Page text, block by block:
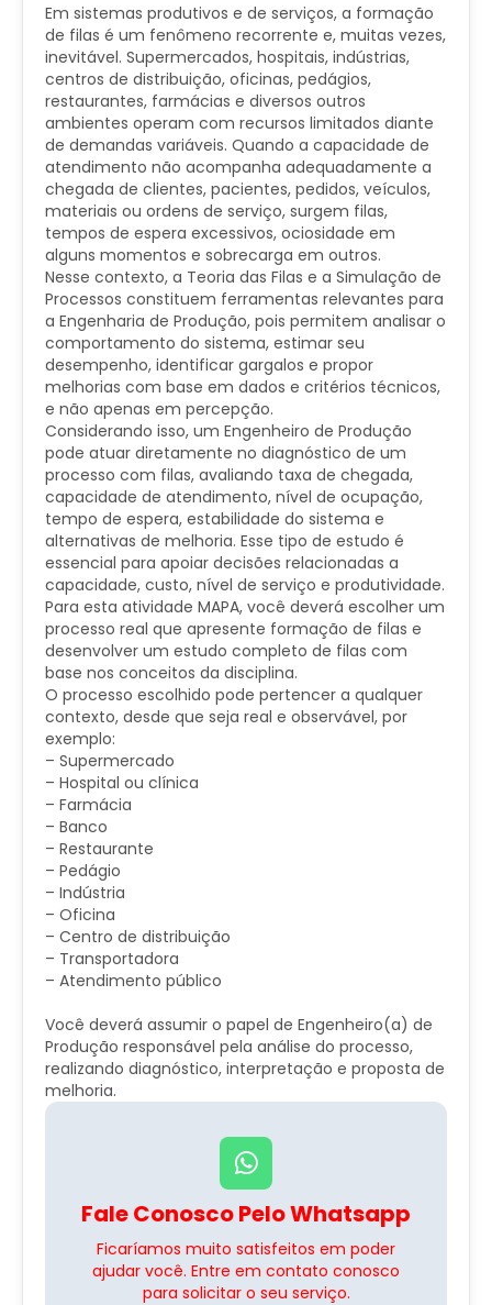
Em sistemas produtivos e de serviços, a formação
de filas é um fenômeno recorrente e, muitas vezes,
inevitável. Supermercados, hospitais, indústrias,
centros de distribuição, oficinas, pedágios,
restaurantes, farmácias e diversos outros
ambientes operam com recursos limitados diante
de demandas variáveis. Quando a capacidade de
atendimento não acompanha adequadamente a
chegada de clientes, pacientes, pedidos, veículos,
materiais ou ordens de serviço, surgem filas,
tempos de espera excessivos, ociosidade em
alguns momentos e sobrecarga em outros.
Nesse contexto, a Teoria das Filas e a Simulação de
Processos constituem ferramentas relevantes para
a Engenharia de Produção, pois permitem analisar o
comportamento do sistema, estimar seu
desempenho, identificar gargalos e propor
melhorias com base em dados e critérios técnicos,
e não apenas em percepção.
Considerando isso, um Engenheiro de Produção
pode atuar diretamente no diagnóstico de um
processo com filas, avaliando taxa de chegada,
capacidade de atendimento, nível de ocupação,
tempo de espera, estabilidade do sistema e
alternativas de melhoria. Esse tipo de estudo é
essencial para apoiar decisões relacionadas a
capacidade, custo, nível de serviço e produtividade.
Para esta atividade MAPA, você deverá escolher um
processo real que apresente formação de filas e
desenvolver um estudo completo de filas com
base nos conceitos da disciplina.
O processo escolhido pode pertencer a qualquer
contexto, desde que seja real e observável, por
exemplo:
– Supermercado
– Hospital ou clínica
– Farmácia
– Banco
– Restaurante
– Pedágio
– Indústria
– Oficina
– Centro de distribuição
– Transportadora
– Atendimento público
Você deverá assumir o papel de Engenheiro(a) de
Produção responsável pela análise do processo,
realizando diagnóstico, interpretação e proposta de
melhoria.
Fale Conosco Pelo Whatsapp
Ficaríamos muito satisfeitos em poder
ajudar você. Entre em contato conosco
para solicitar o seu serviço.